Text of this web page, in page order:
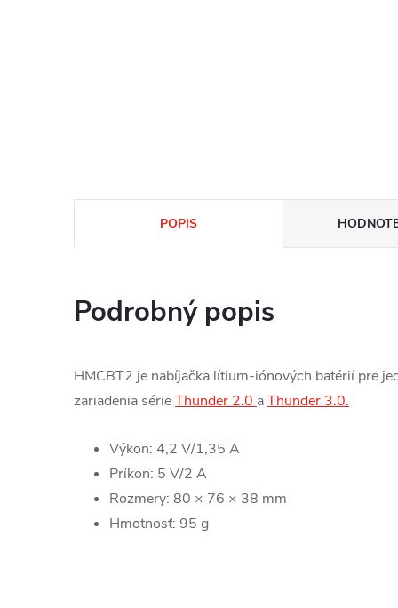
POPIS
Podrobný popis
HMCBT2 je nabíjačka lítium-iónových batérií pre
zariadenia sérieThunder 2.0 aThunder 3.0.
Výkon: 4,2 V/1,35 A
Príkon: 5 V/2 A
Rozmery: 80 × 76 × 38 mm
Hmotnosť: 95 g